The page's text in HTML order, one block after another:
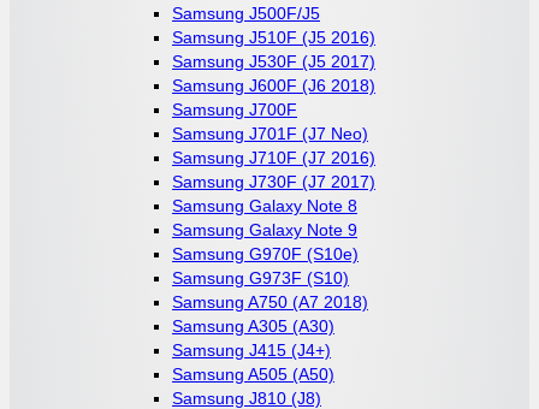
Samsung J500F/J5
Samsung J510F (J5 2016)
Samsung J530F (J5 2017)
Samsung J600F (J6 2018)
Samsung J700F
Samsung J701F (J7 Neo)
Samsung J710F (J7 2016)
Samsung J730F (J7 2017)
Samsung Galaxy Note 8
Samsung Galaxy Note 9
Samsung G970F (S10e)
Samsung G973F (S10)
Samsung A750 (A7 2018)
Samsung A305 (A30)
Samsung J415 (J4+)
Samsung A505 (A50)
Samsung J810 (J8)